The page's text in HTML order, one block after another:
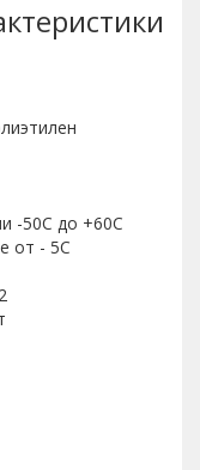
-50С до +60С
от - 5С